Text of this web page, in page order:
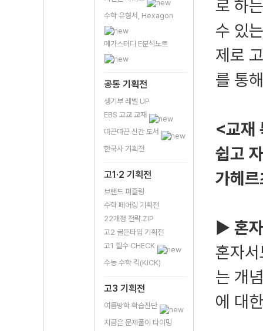
수학 유형서, Hexagon
메가스터디 E분석노트
공통 기획전
생기부 레벨 UP
EBS 고교 교재
따끈따끈 신간 도서
한국사 기획전
고1·2 기획전
브랜드 퍼즐링
수학 페어링 기획전
22개정 전략.ZIP
고2 골든타임 기획전
고1 필수 CHECK
수능 수학 킥(KICK)
고3 기획전
여름방학 학습진단
지금은 문제풀이 타이밍
로 하
수 있
제로
를 통
<교재
쉽고
가헤
▶ 혼
혼자
는 개
에 대